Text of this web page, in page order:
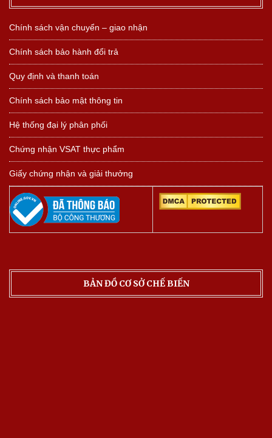
Chính sách vận chuyển – giao nhận
Chính sách bảo hành đổi trả
Quy định và thanh toán
Chính sách bảo mật thông tin
Hệ thống đại lý phân phối
Chứng nhận VSAT thực phẩm
Giấy chứng nhận và giải thưởng
BẢN ĐỒ CƠ SỞ CHẾ BIẾN